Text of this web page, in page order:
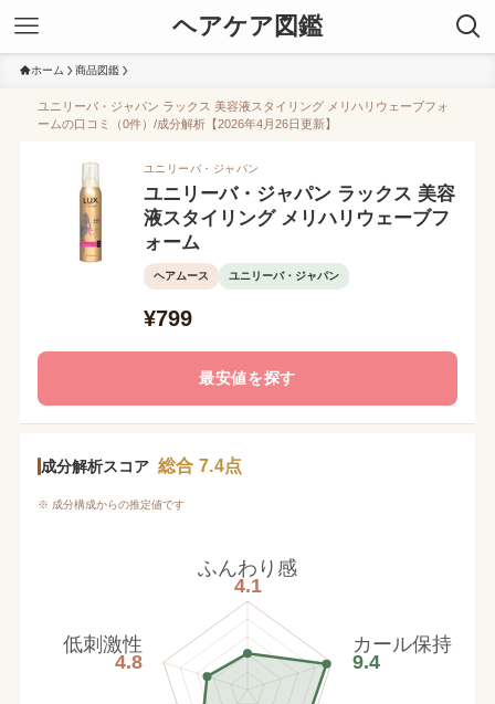
ヘアケア図鑑
ホーム 商品図鑑
ユニリーバ・ジャパン ラックス 美容液スタイリング メリハリウェーブフォ
ームの口コミ（0件）/成分解析【2026年4月26日更新】
ユニリーバ・ジャパン
ユニリーバ・ジャパン ラックス 美容
液スタイリング メリハリウェーブフ
ォーム
ヘアムース ユニリーバ・ジャパン
¥799
最安値を探す
成分解析スコア 総合 7.4点
※ 成分構成からの推定値です
ふんわり感
4.1
カール保持
9.4
低刺激性
4.8